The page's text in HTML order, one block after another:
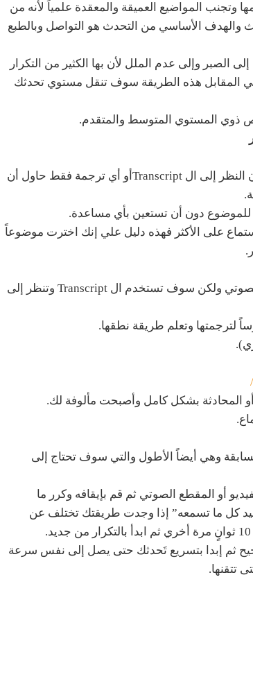
المواضيع العميقة والمعقدة علمياً لأنه من
والهدف الأساسي من التحدث هو التواصل وبالطبع
الصبر وإلى عدم الملل لأن بها الكثير من التكرار
المقابل هذه الطريقة سوف تنقل مستوي تحدثك
ذوي المستوي المتوسط والمتقدم.
ستبدأ أولاُ بالاستماع إلى الفيديو أو الملف الصوتي بدون النظر إلى ال Transcriptأو أي ترجمة فقط حاول أن
للموضوع دون أن تستعين بأي مساعدة.
للموضوع بعد 5 مرات من الاستماع على الأكثر فهذه دليل علي إنك اخترت موضوعاً
في هذه المرحلة سوف تستمع إلى الفيديو أو الملف الصوتي ولكن سوف تستخدم ال Transcript وتنظر إلى
لترجمتها وتعلم طريقة نطقها.
المحادثة بشكل كامل وأصبحت مألوفة لك.
وهي أيضاً الأطول والتي سوف تحتاج إلى
بالاستماع إلى أول 10 ثوانٍ من الفيديو أو المقطع الصوتي ثم قم بإيقافه وكرر ما
كل ما تسمعه” إذا وجدت طريقتك تختلف عن
ثم إبدا بتسريع تَحدثك حتى يصل إلى نفس سرعة
تتقنها.